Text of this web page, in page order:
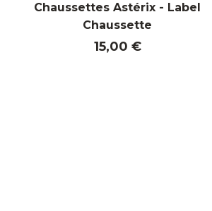
Chaussettes Astérix - Label
Chaussette
Prix
15,00 €